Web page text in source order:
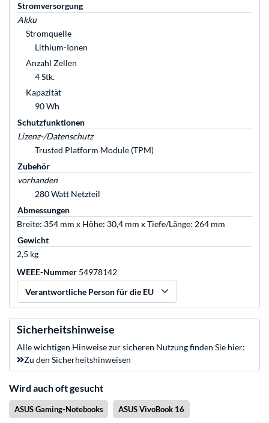
Stromversorgung
Akku
Stromquelle
Lithium-Ionen
Anzahl Zellen
4 Stk.
Kapazität
90 Wh
Schutzfunktionen
Lizenz-/Datenschutz
Trusted Platform Module (TPM)
Zubehör
vorhanden
280 Watt Netzteil
Abmessungen
Breite: 354 mm x Höhe: 30,4 mm x Tiefe/Länge: 264 mm
Gewicht
2,5 kg
WEEE-Nummer 54978142
Verantwortliche Person für die EU
Sicherheitshinweise
Alle wichtigen Hinweise zur sicheren Nutzung finden Sie hier:
Zu den Sicherheitshinweisen
Wird auch oft gesucht
ASUS Gaming-Notebooks ASUS VivoBook 16